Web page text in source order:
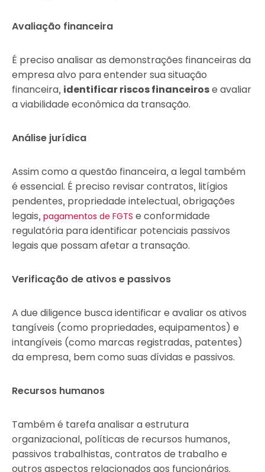
Avaliação financeira
É preciso analisar as demonstrações financeiras da
empresa alvo para entender sua situação
financeira, identificar riscos financeirose avaliar
a viabilidade econômica da transação.
Análise jurídica
Assim como a questão financeira, a legal também
é essencial. É preciso revisar contratos, litígios
pendentes, propriedade intelectual, obrigações
legais, pagamentos de FGTS e conformidade
regulatória para identificar potenciais passivos
legais que possam afetar a transação.
Verificação de ativos e passivos
A due diligence busca identificar e avaliar os ativos
tangíveis (como propriedades, equipamentos) e
intangíveis (como marcas registradas, patentes)
da empresa, bem como suas dívidas e passivos.
Recursos humanos
Também é tarefa analisar a estrutura
organizacional, políticas de recursos humanos,
passivos trabalhistas, contratos de trabalho e
outros aspectos relacionados aos funcionários.